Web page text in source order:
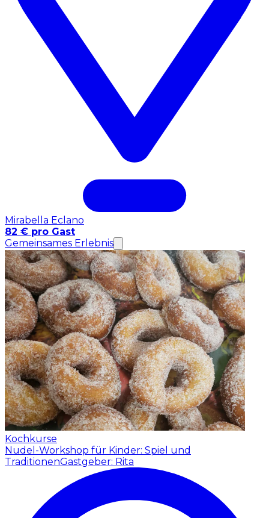
Mirabella Eclano
82 € pro Gast
Gemeinsames Erlebnis
Kochkurse
Nudel-Workshop für Kinder: Spiel und
TraditionenGastgeber: Rita